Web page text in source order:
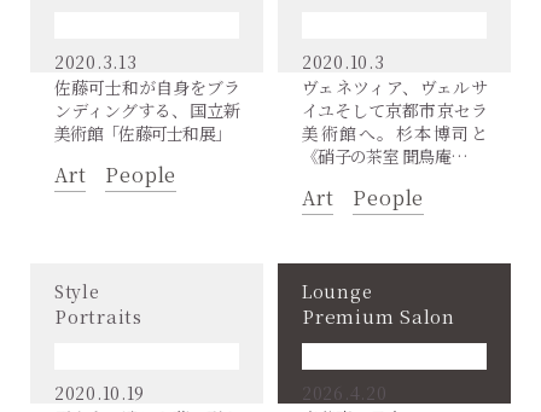
2020.3.13
佐藤可士和が自身をブラ
ンディングする、国立新
美術館「佐藤可士和展」
Art People
2020.10.3
ヴェネツィア、ヴェルサ
イユそして京都市京セラ
美術館へ。杉本博司と
《硝子の茶室 聞鳥庵…
Art People
Style
Portraits
2020.10.19
Lounge
Premium Salon
2026.4.20